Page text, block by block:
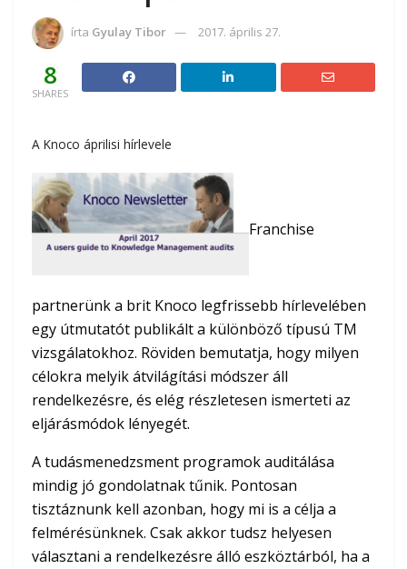
írta Gyulay Tibor 2017. április 27.
8
SHARES
A Knoco áprilisi hírlevele
Franchise
partnerünk a brit Knoco legfrissebb hírlevelében
egy útmutatót publikált a különböző típusú TM
vizsgálatokhoz. Röviden bemutatja, hogy milyen
célokra melyik átvilágítási módszer áll
rendelkezésre, és elég részletesen ismerteti az
eljárásmódok lényegét.
A tudásmenedzsment programok auditálása
mindig jó gondolatnak tűnik. Pontosan
tisztáznunk kell azonban, hogy mi is a célja a
felmérésünknek. Csak akkor tudsz helyesen
választani a rendelkezésre álló eszköztárból, ha a